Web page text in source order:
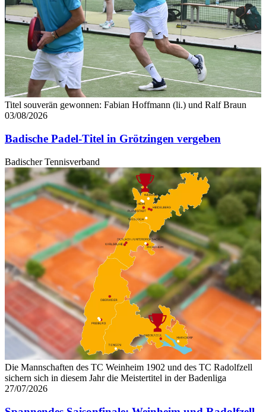
Titel souverän gewonnen: Fabian Hoffmann (li.) und Ralf Braun
03/08/2026
Badische Padel-Titel in Grötzingen vergeben
Badischer Tennisverband
Die Mannschaften des TC Weinheim 1902 und des TC Radolfzell
sichern sich in diesem Jahr die Meistertitel in der Badenliga
27/07/2026